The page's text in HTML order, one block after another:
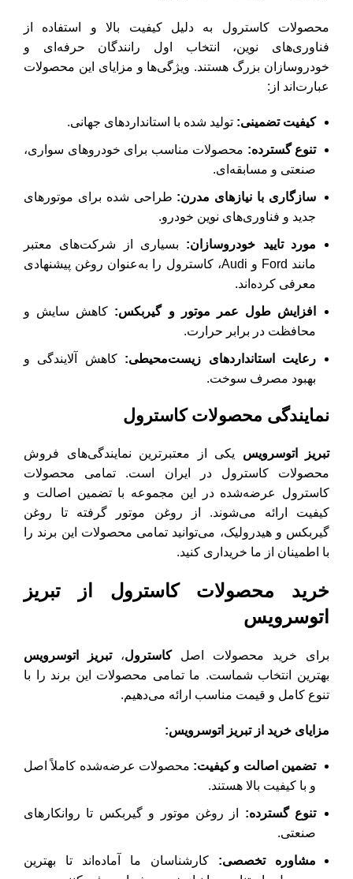
محصولات کاسترول به دلیل کیفیت بالا و استفاده از
فناوری‌های نوین، انتخاب اول رانندگان حرفه‌ای و
خودروسازان بزرگ هستند. ویژگی‌ها و مزایای این محصولات
عبارت‌اند از:
کیفیت تضمینی: تولید شده با استانداردهای جهانی.
تنوع گسترده: محصولات مناسب برای خودروهای سواری،
صنعتی و مسابقه‌ای.
سازگاری با نیازهای مدرن: طراحی شده برای موتورهای
جدید و فناوری‌های نوین خودرو.
مورد تایید خودروسازان: بسیاری از شرکت‌های معتبر
مانند Ford و Audi، کاسترول را به‌عنوان روغن پیشنهادی
معرفی کرده‌اند.
افزایش طول عمر موتور و گیربکس: کاهش سایش و
محافظت در برابر حرارت.
رعایت استانداردهای زیست‌محیطی: کاهش آلایندگی و
بهبود مصرف سوخت.
نمایندگی محصولات کاسترول
تبریز اتوسرویس یکی از معتبرترین نمایندگی‌های فروش
محصولات کاسترول در ایران است. تمامی محصولات
کاسترول عرضه‌شده در این مجموعه با تضمین اصالت و
کیفیت ارائه می‌شوند. از روغن موتور گرفته تا روغن
گیربکس و هیدرولیک، می‌توانید تمامی محصولات این برند را
با اطمینان از ما خریداری کنید.
خرید محصولات کاسترول از تبریز
اتوسرویس
برای خرید محصولات اصلکاسترول،تبریز اتوسرویس
بهترین انتخاب شماست. ما تمامی محصولات این برند را با
تنوع کامل و قیمت مناسب ارائه می‌دهیم.
مزایای خرید از تبریز اتوسرویس:
تضمین اصالت و کیفیت: محصولات عرضه‌شده کاملاً اصل
و با کیفیت بالا هستند.
تنوع گسترده: از روغن موتور و گیربکس تا روانکارهای
صنعتی.
مشاوره تخصصی: کارشناسان ما آماده‌اند تا بهترین